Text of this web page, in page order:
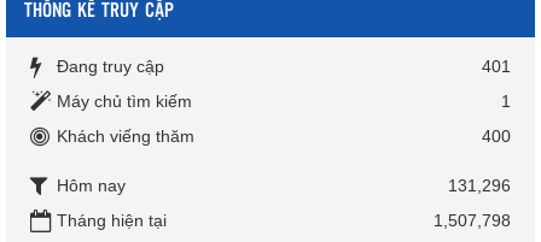
THỐNG KÊ TRUY CẬP
Đang truy cập
401
Máy chủ tìm kiếm
1
Khách viếng thăm
400
Hôm nay
131,296
Tháng hiện tại
1,507,798